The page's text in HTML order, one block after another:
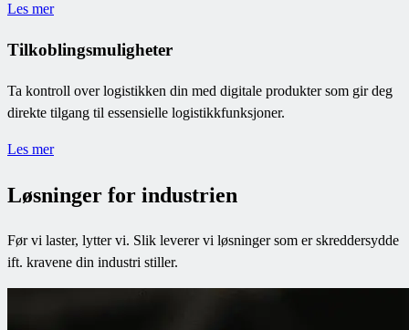
Les mer
Tilkoblingsmuligheter
Ta kontroll over logistikken din med digitale produkter som gir deg
direkte tilgang til essensielle logistikkfunksjoner.
Les mer
Løsninger for industrien
Før vi laster, lytter vi. Slik leverer vi løsninger som er skreddersydde
ift. kravene din industri stiller.